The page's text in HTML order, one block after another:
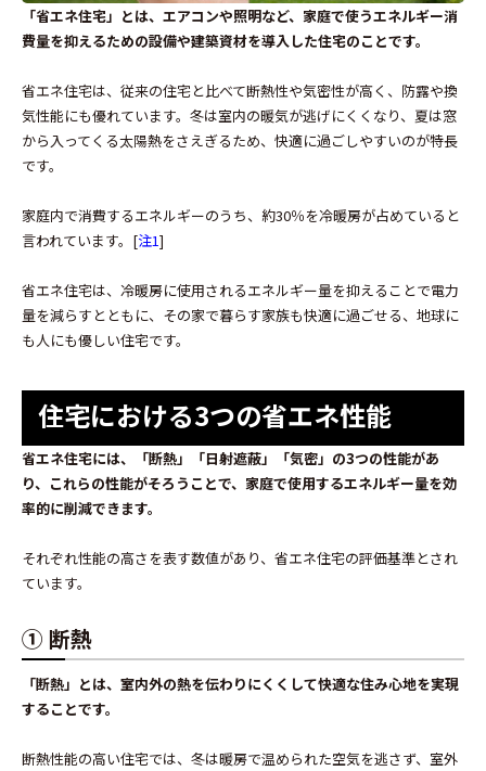
「省エネ住宅」とは、エアコンや照明など、家庭で使うエネルギー消
費量を抑えるための設備や建築資材を導入した住宅のことです。
省エネ住宅は、従来の住宅と比べて断熱性や気密性が高く、防露や換
気性能にも優れています。冬は室内の暖気が逃げにくくなり、夏は窓
から入ってくる太陽熱をさえぎるため、快適に過ごしやすいのが特長
です。
家庭内で消費するエネルギーのうち、約30％を冷暖房が占めていると
言われています。[注1]
省エネ住宅は、冷暖房に使用されるエネルギー量を抑えることで電力
量を減らすとともに、その家で暮らす家族も快適に過ごせる、地球に
も人にも優しい住宅です。
住宅における3つの省エネ性能
省エネ住宅には、「断熱」「日射遮蔽」「気密」の3つの性能があ
り、これらの性能がそろうことで、家庭で使用するエネルギー量を効
率的に削減できます。
それぞれ性能の高さを表す数値があり、省エネ住宅の評価基準とされ
ています。
① 断熱
「断熱」とは、室内外の熱を伝わりにくくして快適な住み心地を実現
することです。
断熱性能の高い住宅では、冬は暖房で温められた空気を逃さず、室外